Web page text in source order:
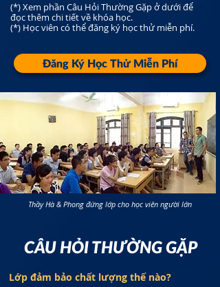
(*) Xem phần Câu Hỏi Thường Gặp ở dưới để
đọc thêm chi tiết về khóa học.
(*) Học viên có thể đăng ký học thử miễn phí.
Đăng Ký Học Thử Miễn Phí
Thầy Hà & Phong đứng lớp cho học viên người lớn
CÂU HỎI THƯỜNG GẶP
Lớp đảm bảo chất lượng thế nào?